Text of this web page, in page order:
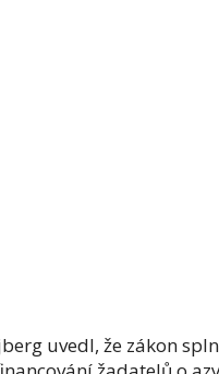
uvedl, že zákon